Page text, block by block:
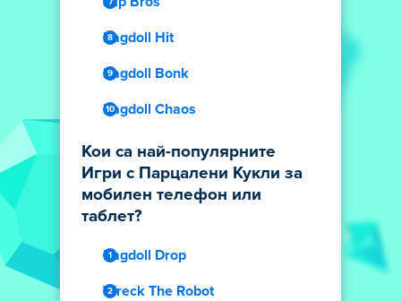
Ragdoll Hit
Ragdoll Bonk
Ragdoll Chaos
Кои са най-популярните
Игри с Парцалени Кукли за
мобилен телефон или
таблет?
Ragdoll Drop
Wreck The Robot